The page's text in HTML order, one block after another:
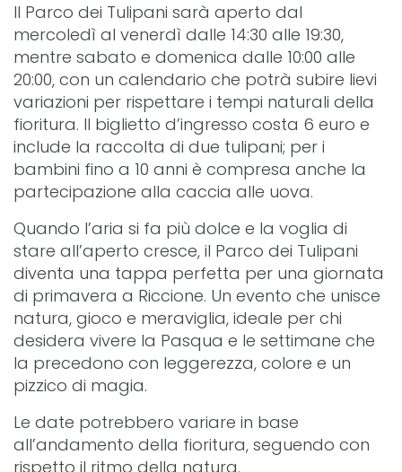
Il Parco dei Tulipani sarà aperto dal
mercoledì al venerdì dalle 14:30 alle 19:30,
mentre sabato e domenica dalle 10:00 alle
20:00, con un calendario che potrà subire lievi
variazioni per rispettare i tempi naturali della
fioritura. Il biglietto d’ingresso costa 6 euro e
include la raccolta di due tulipani; per i
bambini fino a 10 anni è compresa anche la
partecipazione alla caccia alle uova.
Quando l’aria si fa più dolce e la voglia di
stare all’aperto cresce, il Parco dei Tulipani
diventa una tappa perfetta per una giornata
di primavera a Riccione. Un evento che unisce
natura, gioco e meraviglia, ideale per chi
desidera vivere la Pasqua e le settimane che
la precedono con leggerezza, colore e un
pizzico di magia.
Le date potrebbero variare in base
all’andamento della fioritura, seguendo con
rispetto il ritmo della natura.